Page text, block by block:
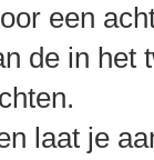
een
de in het
laat je